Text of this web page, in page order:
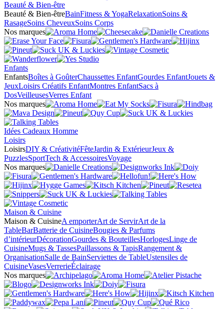
Beauté & Bien-être
Beauté & Bien-êtreBainFitness & YogaRelaxationSoins &
RasageSoins CheveuxSoins Corps
Nos marques
Enfants
EnfantsBoîtes à GoûterChaussettes EnfantGourdes EnfantJouets &
JeuxLoisirs Créatifs EnfantMontres EnfantSacs à
DosVeilleusesVerres Enfant
Nos marques
Idées Cadeaux Homme
Loisirs
LoisirsDIY & CréativitéFêteJardin & ExtérieurJeux &
PuzzlesSportTech & AccessoiresVoyage
Nos marques
Maison & Cuisine
Maison & CuisineA emporterArt de ServirArt de la
TableBarBatterie de CuisineBougies & Parfums
d’intérieurDécorationGourdes & BouteillesHorlogesLinge de
CuisineMugs & TassesPaillassons & TapisRangement &
OrganisationSalle de BainServiettes de TableUstensiles de
CuisineVasesVerrerieÉclairage
Nos marques